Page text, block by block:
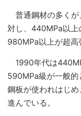
普通鋼材の多くが
対し、440MPa以上
980MPa以上が超高
1990年代は
590MPa級が一般
鋼板が使われはじ
進んでいる。